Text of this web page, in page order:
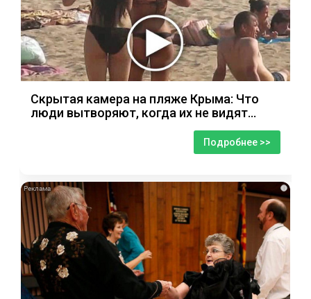
Скрытая камера на пляже Крыма: Что
люди вытворяют, когда их не видят...
Подробнее >>
i